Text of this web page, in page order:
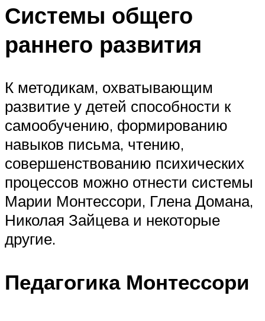
Системы общего
раннего развития
К методикам, охватывающим
развитие у детей способности к
самообучению, формированию
навыков письма, чтению,
совершенствованию психических
процессов можно отнести системы
Марии Монтессори, Глена Домана,
Николая Зайцева и некоторые
другие.
Педагогика Монтессори